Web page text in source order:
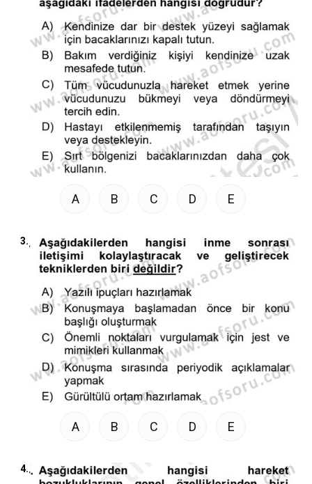
A B C D E
3.
A B C D E
4.